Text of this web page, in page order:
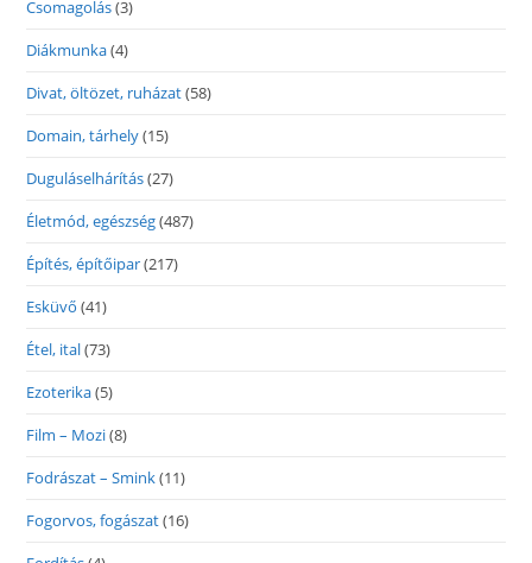
Csomagolás(3)
Diákmunka(4)
Divat, öltözet, ruházat(58)
Domain, tárhely(15)
Duguláselhárítás(27)
Életmód, egészség(487)
Építés, építőipar(217)
Esküvő (41)
Étel, ital(73)
Ezoterika(5)
Film – Mozi(8)
Fodrászat – Smink(11)
Fogorvos, fogászat(16)